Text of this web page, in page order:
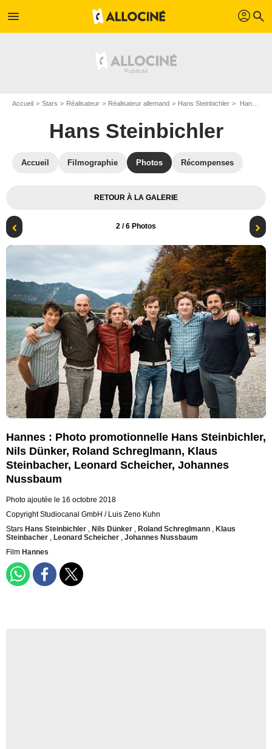
menu profil search
Accueil Stars Réalisateur Réalisateur allemand Hans Steinbichler Hannes : Photo promotionnelle Hans Steinbichler, Nils Dünker, Roland Schreglmann, Klaus Steinbacher, Leonard Scheicher, Johannes Nussbaum
Hans Steinbichler
Accueil Filmographie Photos Récompenses
RETOUR À LA GALERIE
2 / 6 Photos
Hannes : Photo promotionnelle Hans Steinbichler,
Nils Dünker, Roland Schreglmann, Klaus
Steinbacher, Leonard Scheicher, Johannes
Nussbaum
Photo ajoutée le 16 octobre 2018
Copyright Studiocanal GmbH / Luis Zeno Kuhn
Stars Hans Steinbichler , Nils Dünker , Roland Schreglmann , Klaus
Steinbacher , Leonard Scheicher , Johannes Nussbaum
Film Hannes